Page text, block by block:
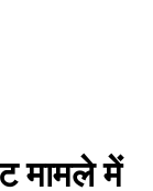
मामले में